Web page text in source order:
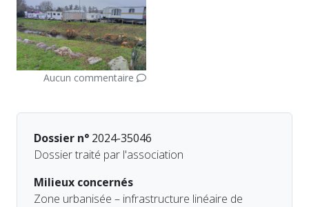
Aucun commentaire
Dossier n° 2024-35046
Dossier traité par l'association
Milieux concernés
Zone urbanisée – infrastructure linéaire de